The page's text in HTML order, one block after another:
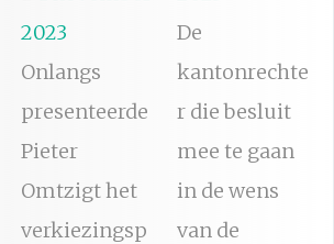
2023
Onlangs
presenteerde
Pieter
Omtzigt het
verkiezingsp
De
kantonrechte
r die besluit
mee te gaan
in de wens
van de